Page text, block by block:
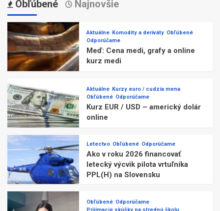
Obľúbené Najnovšie
Aktuálne Komodity a deriváty Obľúbené
Odporúčame
Meď: Cena medi, grafy a online
kurz medi
Aktuálne Kurzy euro / cudzia mena
Obľúbené Odporúčame
Kurz EUR / USD – americký dolár
online
Letectvo Obľúbené Odporúčame
Ako v roku 2026 financovať
letecký výcvik pilota vrtuľníka
PPL(H) na Slovensku
Obľúbené Odporúčame
Prijímacie skúšky na strednú školu